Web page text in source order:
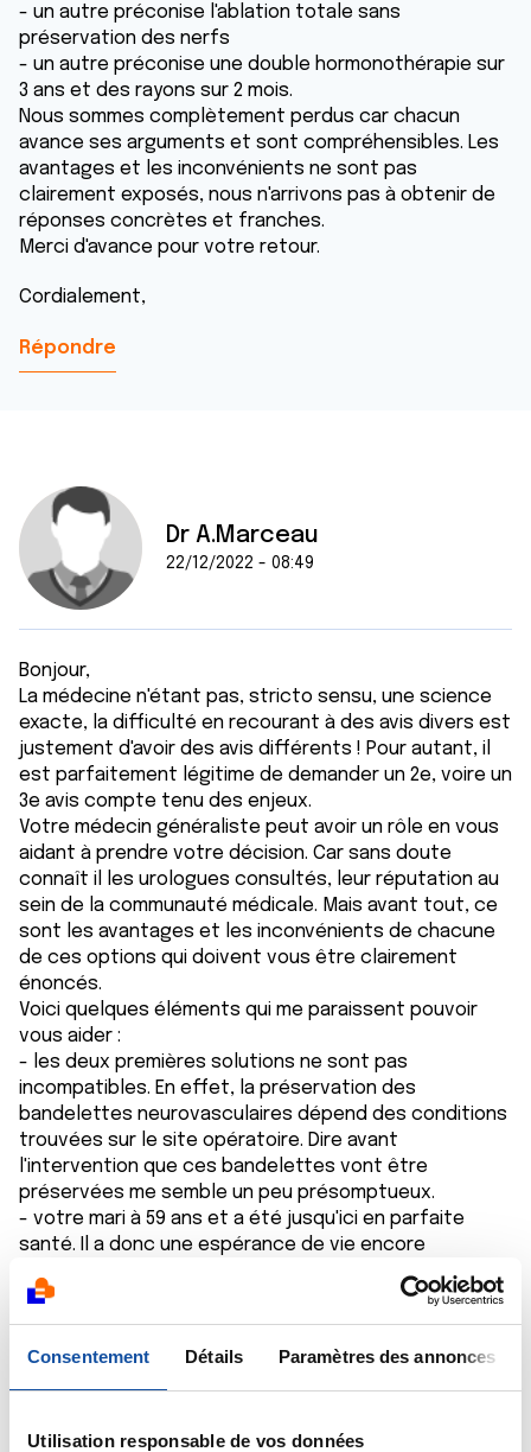
Consentement Détails Paramètres des annonces
Utilisation responsable de vos données
- un autre préconise l'ablation totale sans
préservation des nerfs
- un autre préconise une double hormonothérapie sur
3 ans et des rayons sur 2 mois.
Nous sommes complètement perdus car chacun
avance ses arguments et sont compréhensibles. Les
avantages et les inconvénients ne sont pas
clairement exposés, nous n'arrivons pas à obtenir de
réponses concrètes et franches.
Merci d'avance pour votre retour.
Cordialement,
Répondre
Dr A.Marceau
22/12/2022 - 08:49
Bonjour,
La médecine n'étant pas, stricto sensu, une science
exacte, la difficulté en recourant à des avis divers est
justement d'avoir des avis différents ! Pour autant, il
est parfaitement légitime de demander un 2e, voire un
3e avis compte tenu des enjeux.
Votre médecin généraliste peut avoir un rôle en vous
aidant à prendre votre décision. Car sans doute
connaît il les urologues consultés, leur réputation au
sein de la communauté médicale. Mais avant tout, ce
sont les avantages et les inconvénients de chacune
de ces options qui doivent vous être clairement
énoncés.
Voici quelques éléments qui me paraissent pouvoir
vous aider :
- les deux premières solutions ne sont pas
incompatibles. En effet, la préservation des
bandelettes neurovasculaires dépend des conditions
trouvées sur le site opératoire. Dire avant
l'intervention que ces bandelettes vont être
préservées me semble un peu présomptueux.
- votre mari à 59 ans et a été jusqu'ici en parfaite
santé. Il a donc une espérance de vie encore
importante, ce qui peut pencher en faveur d'un
traitement radical (prostatectomie radicale).
- les différentes options peuvent avoir des effets
indésirables, notamment sur la fonction érectile. La